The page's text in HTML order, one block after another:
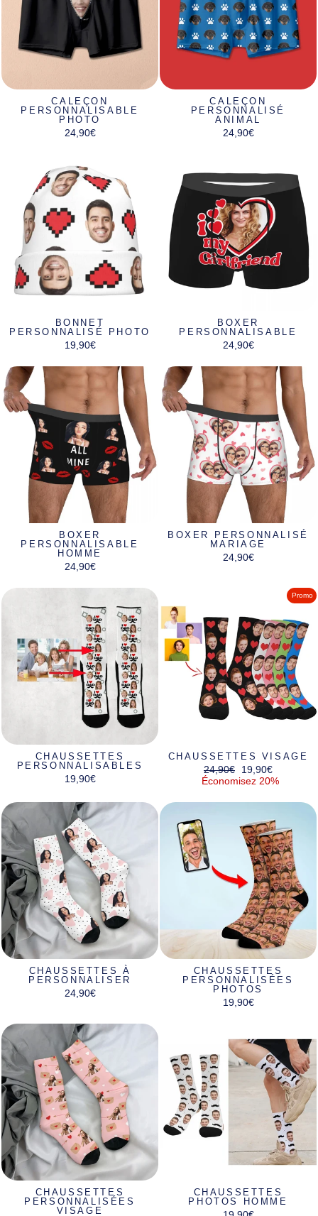
CALEÇON
PERSONNALISABLE
PHOTO
24,90€
CALEÇON
PERSONNALISÉ
ANIMAL
24,90€
BONNET
PERSONNALISÉ PHOTO
19,90€
BOXER
PERSONNALISABLE
24,90€
BOXER
PERSONNALISABLE
HOMME
24,90€
BOXER PERSONNALISÉ
MARIAGE
24,90€
CHAUSSETTES
PERSONNALISABLES
19,90€
Promo
CHAUSSETTES VISAGE
Prix
régulier
24,90€
Prix
réduit
19,90€
Économisez 20%
CHAUSSETTES À
PERSONNALISER
24,90€
CHAUSSETTES
PERSONNALISÉES
PHOTOS
19,90€
CHAUSSETTES
PERSONNALISÉES
VISAGE
CHAUSSETTES
PHOTOS HOMME